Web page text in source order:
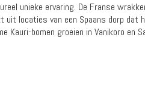
unieke ervaring. De Franse
locaties van een Spaans dorp dat
bomen groeien in Vanikoro en